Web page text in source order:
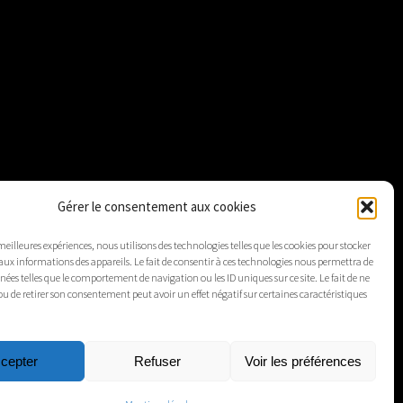
Gérer le consentement aux cookies
expériences, nous utilisons des technologies telles que les cookies pour stocker
informations des appareils. Le fait de consentir à ces technologies nous permettra de
telles que le comportement de navigation ou les ID uniques sur ce site. Le fait de ne
de retirer son consentement peut avoir un effet négatif sur certaines caractéristiques
Refuser Voir les préférences